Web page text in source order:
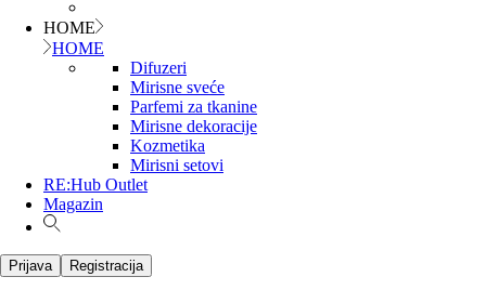
HOME
HOME
Difuzeri
Mirisne sveće
Parfemi za tkanine
Mirisne dekoracije
Kozmetika
Mirisni setovi
RE:Hub Outlet
Magazin
Prijava Registracija